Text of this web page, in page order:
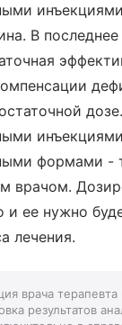
В
формами -
врачом.
и ее нужно
лечения.
врача
результатов